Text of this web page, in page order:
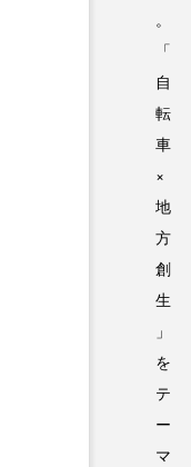
。
「
自
転
車
×
地
方
創
生
」
を
テ
ー
マ